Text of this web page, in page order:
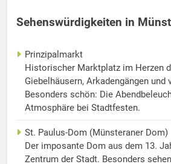
Sehenswürdigkeiten in
Prinzipalmarkt
Historischer Marktplatz im Herzen
Giebelhäusern, Arkadengängen und
Besonders schön: Die
Atmosphäre bei Stadtfesten.
St. Paulus-Dom (Münsteraner Dom)
Der imposante Dom aus dem 13.
Zentrum der Stadt. Besonders